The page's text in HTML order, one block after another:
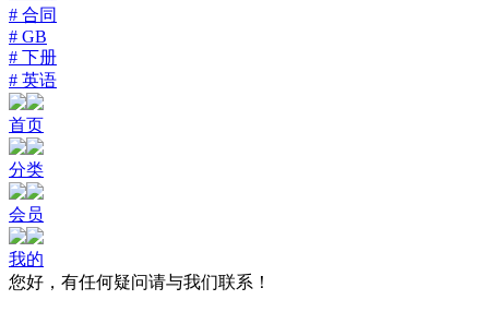
# 合同
# GB
# 下册
# 英语
首页
分类
会员
我的
您好，有任何疑问请与我们联系！